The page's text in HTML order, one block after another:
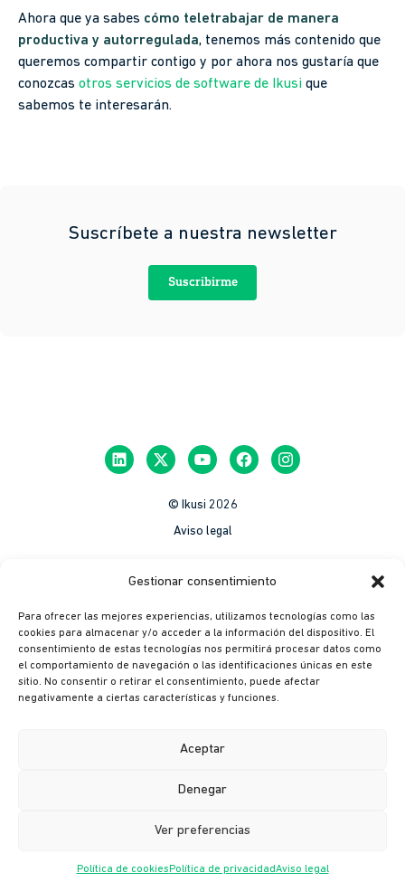
Gestionar consentimiento
Para ofrecer las mejores experiencias, utilizamos tecnologías como las
cookies para almacenar y/o acceder a la información del dispositivo. El
consentimiento de estas tecnologías nos permitirá procesar datos como
el comportamiento de navegación o las identificaciones únicas en este
sitio. No consentir o retirar el consentimiento, puede afectar
negativamente a ciertas características y funciones.
Aceptar
Denegar
Ver preferencias
Política de cookies Política de privacidadAviso legal
Ahora que ya sabes cómo teletrabajar de manera
productiva y autorregulada, tenemos más contenido que
queremos compartir contigo y por ahora nos gustaría que
conozcas otros servicios de software de Ikusi que
sabemos te interesarán.
Suscríbete a nuestra newsletter
Suscribirme
© Ikusi 2026
Aviso legal
Política de Privacidad
México
Colombia
México
Canal ético